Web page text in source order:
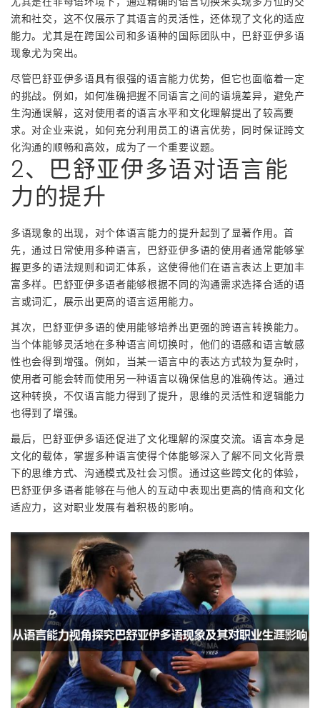
流和社交，这不仅展示了其语言的灵活性，还体现了文化的适应
能力。尤其是在跨国公司和多语种的国际团队中，巴舒亚伊多语
现象尤为突出。
尽管巴舒亚伊多语具有很强的语言能力优势，但它也面临着一定
的挑战。例如，如何准确把握不同语言之间的语境差异，避免产
生沟通误解，这对使用者的语言水平和文化理解提出了较高要
求。对企业来说，如何充分利用员工的语言优势，同时保证跨文
化沟通的顺畅和高效，成为了一个重要议题。
2、巴舒亚伊多语对语言能
力的提升
多语现象的出现，对个体语言能力的提升起到了显著作用。首
先，通过日常使用多种语言，巴舒亚伊多语的使用者通常能够掌
握更多的语法规则和词汇体系，这使得他们在语言表达上更加丰
富多样。巴舒亚伊多语者能够根据不同的沟通需求选择合适的语
言或词汇，展示出更高的语言运用能力。
其次，巴舒亚伊多语的使用能够培养出更强的跨语言转换能力。
当个体能够灵活地在多种语言间切换时，他们的语感和语言敏感
性也会得到增强。例如，当某一语言中的表达方式较为复杂时，
使用者可能会转而使用另一种语言以确保信息的准确传达。通过
这种转换，不仅语言能力得到了提升，思维的灵活性和逻辑能力
也得到了增强。
最后，巴舒亚伊多语还促进了文化理解的深度交流。语言本身是
文化的载体，掌握多种语言使得个体能够深入了解不同文化背景
下的思维方式、沟通模式及社会习惯。通过这些跨文化的体验，
巴舒亚伊多语者能够在与他人的互动中表现出更高的情商和文化
适应力，这对职业发展有着积极的影响。